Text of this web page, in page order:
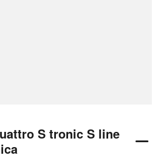
S tronic S line